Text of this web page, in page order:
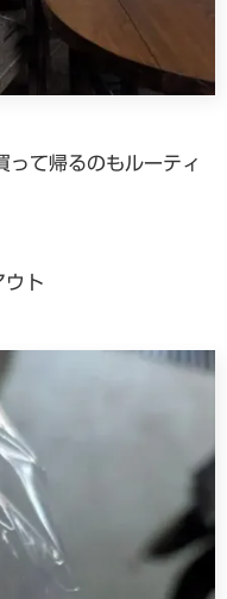
って帰るのもルーティ
ウト